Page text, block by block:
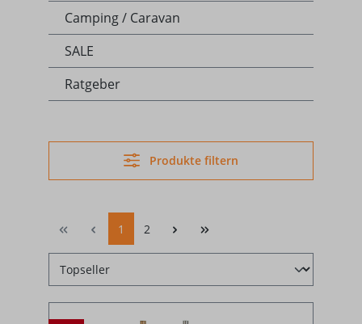
Camping / Caravan
SALE
Ratgeber
Produkte filtern
1 2